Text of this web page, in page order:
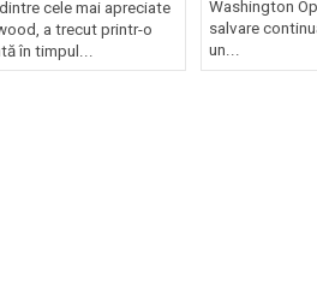
cele mai apreciate
a trecut printr-o
în timpul...
Washington
salvare
un...